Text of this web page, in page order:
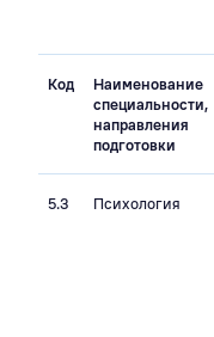
Код
Наименование
специальности,
направления
подготовки
5.3 Психология